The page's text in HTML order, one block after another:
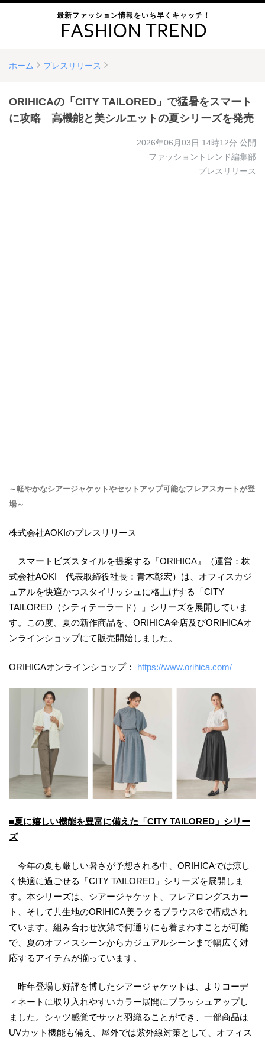
最新ファッション情報をいち早くキャッチ！
ホーム プレスリリース
ORIHICAの「CITY TAILORED」で猛暑をスマート
に攻略 高機能と美シルエットの夏シリーズを発売
2026年06月03日 14時12分 公開
ファッショントレンド編集部
プレスリリース
～軽やかなシアージャケットやセットアップ可能なフレアスカートが登
場～
株式会社AOKIのプレスリリース
スマートビズスタイルを提案する『ORIHICA』（運営：株
式会社AOKI 代表取締役社長：青木彰宏）は、オフィスカジ
ュアルを快適かつスタイリッシュに格上げする「CITY
TAILORED（シティテーラード）」シリーズを展開していま
す。この度、夏の新作商品を、ORIHICA全店及びORIHICAオ
ンラインショップにて販売開始しました。
ORIHICAオンラインショップ： https://www.orihica.com/
■夏に嬉しい機能を豊富に備えた「CITY TAILORED」シリー
ズ
今年の夏も厳しい暑さが予想される中、ORIHICAでは涼し
く快適に過ごせる「CITY TAILORED」シリーズを展開しま
す。本シリーズは、シアージャケット、フレアロングスカー
ト、そして共生地のORIHICA美ラクるブラウス®で構成され
ています。組み合わせ次第で何通りにも着まわすことが可能
で、夏のオフィスシーンからカジュアルシーンまで幅広く対
応するアイテムが揃っています。
昨年登場し好評を博したシアージャケットは、よりコーデ
ィネートに取り入れやすいカラー展開にブラッシュアップし
ました。シャツ感覚でサッと羽織ることができ、一部商品は
UVカット機能も備え、屋外では紫外線対策として、オフィス